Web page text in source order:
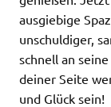
ausgiebige
unschuldiger,
schnell an
deiner Seite
und Glück sein!